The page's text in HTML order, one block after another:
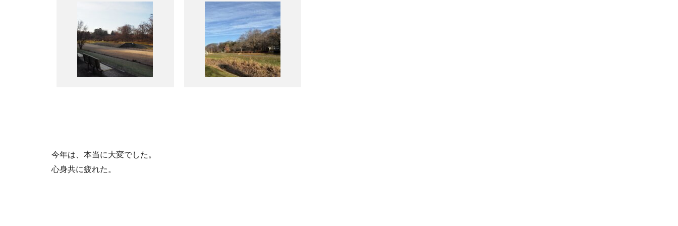
今年は、本当に大変でした。
心身共に疲れた。